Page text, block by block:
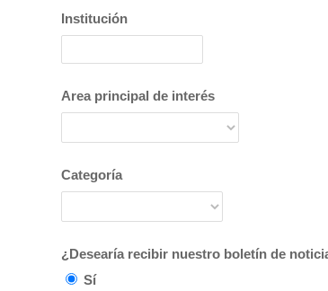
Institución
Area principal de interés
Categoría
¿Desearía recibir nuestro boletín de
Sí